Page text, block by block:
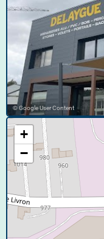
© Google User Content
+
−